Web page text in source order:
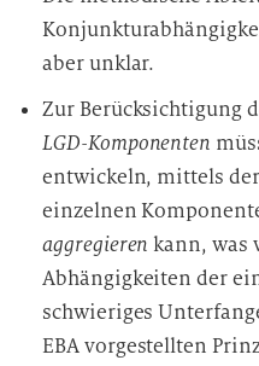
aber unklar.
Zur Berücksichtigung
LGD-Komponenten
entwickeln, mittels
einzelnen
aggregieren kann, was
Abhängigkeiten der
schwieriges
EBA vorgestellten